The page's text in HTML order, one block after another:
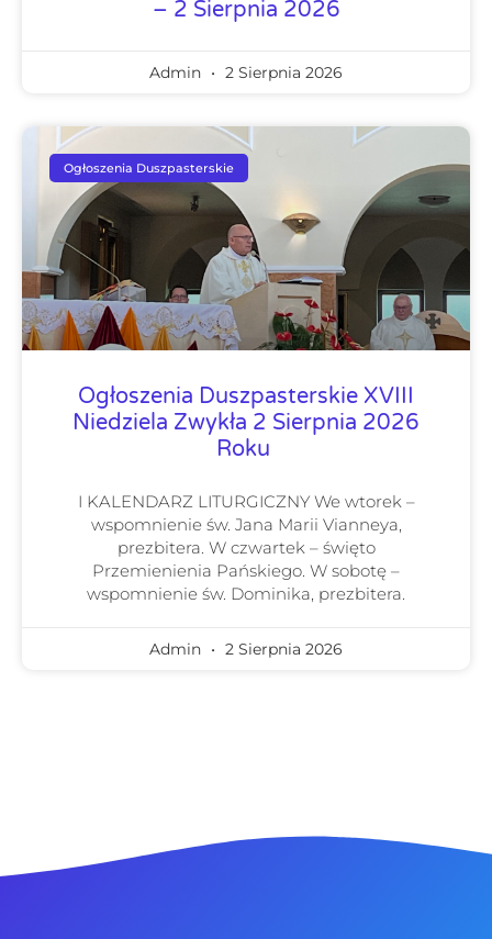
– 2 Sierpnia 2026
Admin 2 Sierpnia 2026
Ogłoszenia Duszpasterskie
Ogłoszenia Duszpasterskie XVIII
Niedziela Zwykła 2 Sierpnia 2026
Roku
I KALENDARZ LITURGICZNY We wtorek –
wspomnienie św. Jana Marii Vianneya,
prezbitera. W czwartek – święto
Przemienienia Pańskiego. W sobotę –
wspomnienie św. Dominika, prezbitera.
Admin 2 Sierpnia 2026